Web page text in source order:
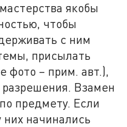
якобы
чтобы
с ним
присылать
фото – прим. авт.),
разрешения. Взамен
предмету. Если
начинались